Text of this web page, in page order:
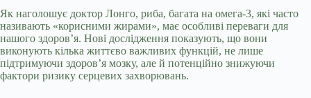
Як наголошує доктор Лонго, риба, багата на омега-3, які часто
називають «корисними жирами», має особливі переваги для
нашого здоров’я. Нові дослідження показують, що вони
виконують кілька життєво важливих функцій, не лише
підтримуючи здоров’я мозку, але й потенційно знижуючи
фактори ризику серцевих захворювань.